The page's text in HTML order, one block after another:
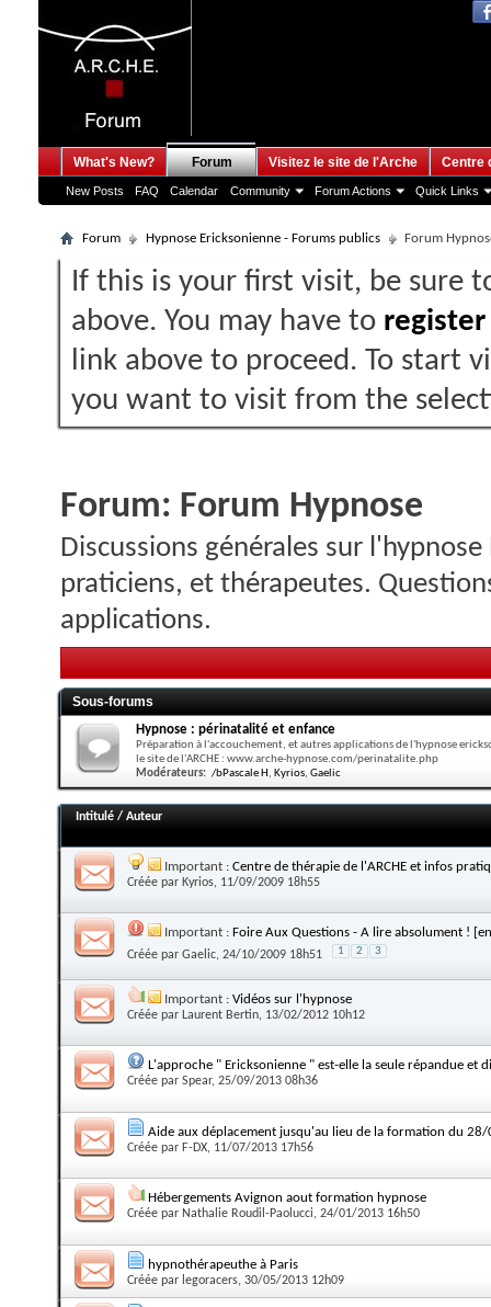
What's New? Forum
New Posts FAQ Calendar Community Forum Actions Quick Links
Visitez le site de l'Arche Centre
Forum Hypnose Ericksonienne - Forums publics Forum
If this is your first visit, be sure
above. You may have to register
link above to proceed. To start
you want to visit from the
Forum: Forum Hypnose
Discussions générales sur
praticiens, et thérapeutes.
applications.
Sous-forums
Hypnose : périnatalité et enfance
Préparation à l'accouchement, et autres applications de l'hypnose
le site de l'ARCHE : www.arche-hypnose.com/perinatalite.php
Modérateurs: /bPascale H, Kyrios, Gaelic
Intitulé / Auteur
Important : Centre de thérapie de l'ARCHE et infos
Créée par Kyrios, 11/09/2009 18h55
Important : Foire Aux Questions - A lire absolument !
Créée par Gaelic, 24/10/2009 18h51 1 2 3
Important : Vidéos sur l'hypnose
Créée par Laurent Bertin, 13/02/2012 10h12
L'approche " Ericksonienne " est-elle la seule répandue et
Créée par Spear, 25/09/2013 08h36
Aide aux déplacement jusqu'au lieu de la formation du
Créée par F-DX, 11/07/2013 17h56
Hébergements Avignon aout formation hypnose
Créée par Nathalie Roudil-Paolucci, 24/01/2013 16h50
hypnothérapeuthe à Paris
Créée par legoracers, 30/05/2013 12h09